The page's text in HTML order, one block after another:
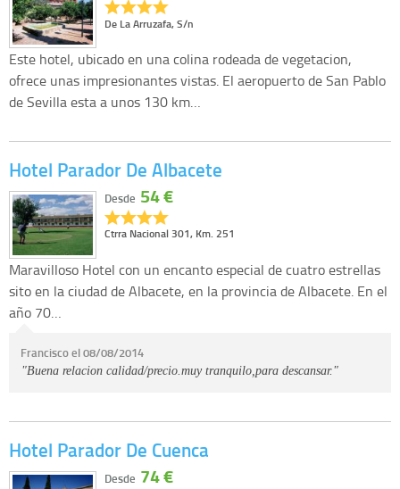
De La Arruzafa, S/n
Este hotel, ubicado en una colina rodeada de vegetacion,
ofrece unas impresionantes vistas. El aeropuerto de San Pablo
de Sevilla esta a unos 130 km…
Hotel Parador De Albacete
Ctrra Nacional 301, Km. 251
Desde 54 €
Maravilloso Hotel con un encanto especial de cuatro estrellas
sito en la ciudad de Albacete, en la provincia de Albacete. En el
año 70…
Francisco el 08/08/2014
"Buena relacion calidad/precio.muy tranquilo,para descansar."
Hotel Parador De Cuenca
Desde 74 €